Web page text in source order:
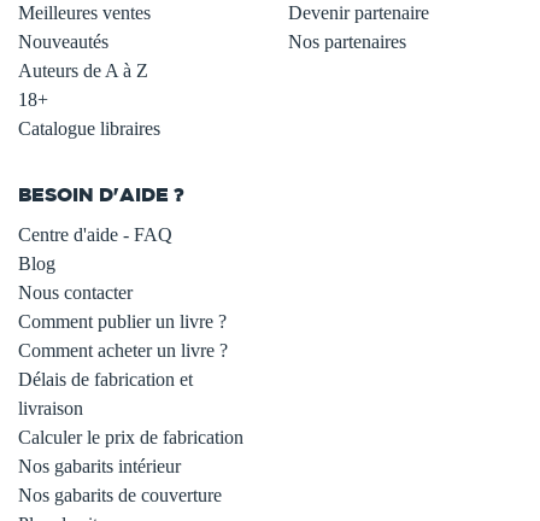
Meilleures ventes
Nouveautés
Auteurs de A à Z
18+
Catalogue libraires
Devenir partenaire
Nos partenaires
BESOIN D'AIDE ?
Centre d'aide - FAQ
Blog
Nous contacter
Comment publier un livre ?
Comment acheter un livre ?
Délais de fabrication et
livraison
Calculer le prix de fabrication
Nos gabarits intérieur
Nos gabarits de couverture